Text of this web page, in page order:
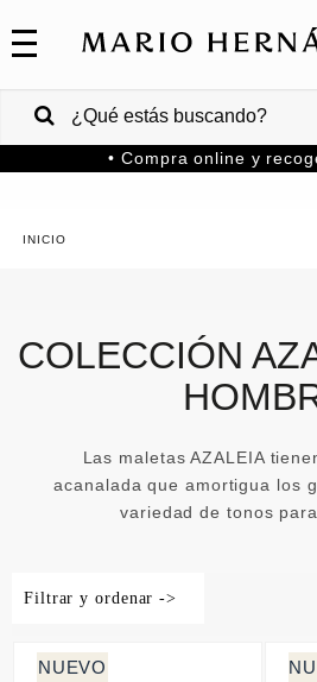
COLECCIONES
VENTAS
CORPORATIVAS
Venezuela
• Compra online y
COLECCIÓN
Las maletas AZALEIA
acanalada que amortigua los
variedad de tonos
Filtrar y ordenar ->